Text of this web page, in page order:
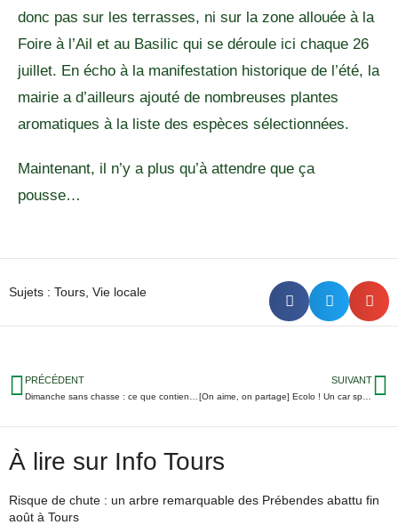
donc pas sur les terrasses, ni sur la zone allouée à la
Foire à l’Ail et au Basilic qui se déroule ici chaque 26
juillet. En écho à la manifestation historique de l’été, la
mairie a d’ailleurs ajouté de nombreuses plantes
aromatiques à la liste des espèces sélectionnées.
Maintenant, il n’y a plus qu’à attendre que ça
pousse…
Sujets : Tours Vie locale
PRÉCÉDENT SUIVANT
[On aime, on partage] Ecolo ! Un car spécial pour aller voir un spectacle de théâtre à Tours
À lire sur Info Tours
Risque de chute : un arbre remarquable des Prébendes abattu fin
août à Tours